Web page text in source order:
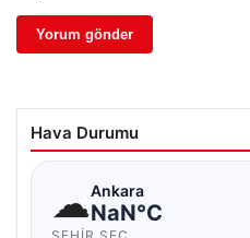
Hava Durumu
☁Ankara
NaN°C